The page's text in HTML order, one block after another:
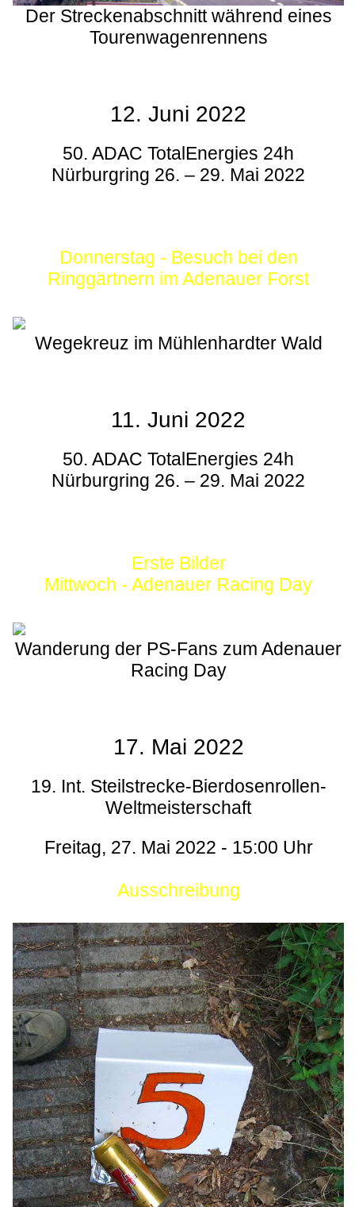
Der Streckenabschnitt während eines
Tourenwagenrennens
12. Juni 2022
50. ADAC TotalEnergies 24h
Nürburgring 26. – 29. Mai 2022
Donnerstag - Besuch bei den
Ringgärtnern im Adenauer Forst
Wegekreuz im Mühlenhardter Wald
11. Juni 2022
50. ADAC TotalEnergies 24h
Nürburgring 26. – 29. Mai 2022
Erste Bilder
Mittwoch - Adenauer Racing Day
Wanderung der PS-Fans zum Adenauer
Racing Day
17. Mai 2022
19. Int. Steilstrecke-Bierdosenrollen-
Weltmeisterschaft
Freitag, 27. Mai 2022 - 15:00 Uhr
Ausschreibung